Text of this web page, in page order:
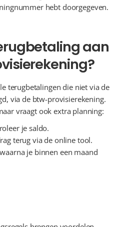
hebt doorgegeven.
aan
terugbetalingen die niet via de
via de btw-provisierekening.
vraagt ook extra planning:
je saldo.
terug via de online tool.